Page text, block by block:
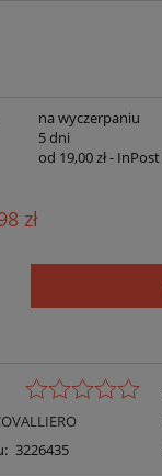
na wyczerpaniu
5 dni
od 19,00 zł-
płatności
zł
3226435